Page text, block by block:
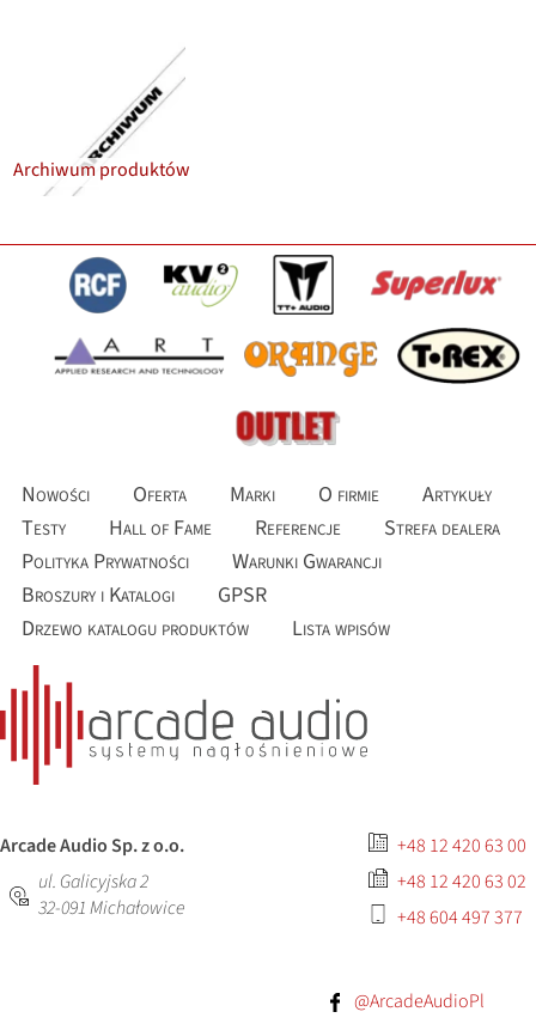
Archiwum produktów
Nowości Oferta Marki O firmie
Artykuły
Testy
Hall of Fame Referencje
Strefa dealera
Polityka Prywatności
Warunki Gwarancji
Broszury i Katalogi
GPSR
Drzewo katalogu produktów
Lista wpisów
Arcade Audio Sp. z o.o.
ul. Galicyjska 2
32-091Michałowice
+48 12 420 63 00
+48 12 420 63 02
+48 604 497 377
@ArcadeAudioPl